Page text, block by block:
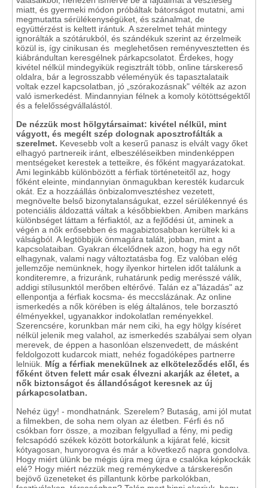
miatt, és gyermeki módon próbáltak bátorságot mutatni, ami
megmutatta sérülékenységüket, és szánalmat, de
együttérzést is keltett irántuk. A szerelmet tehát mintegy
ignorálták a szótárukból, és szándékuk szerint az érzelmeik
közül is, így cinikusan és meglehetősen reményvesztetten és
kiábrándultan keresgélnek párkapcsolatot. Érdekes, hogy
kivétel nélkül mindegyikük regisztrált több, online társkereső
oldalra, bár a legrosszabb véleményük és tapasztalataik
voltak ezzel kapcsolatban, jó „szórakozásnak" vélték az azon
való ismerkedést. Mindannyian félnek a komoly kötöttségektől
és a felelősségvállalástól.
De nézzük most hölgytársaimat: kivétel nélkül, mint
vágyott, és megélt szép dolognak aposztrofálták a
szerelmet. Kevesebb volt a keserű panasz is elvált vagy őket
elhagyó partnereik iránt, elbeszéléseikben mindenképpen
mentségeket kerestek a tetteikre, és főként magyarázatokat.
Ami leginkább különbözött a férfiak történeteitől az, hogy
főként eleinte, mindannyian önmagukban keresték kudarcuk
okát. Ez a hozzáállás önbizalomvesztéshez vezetett,
megnövelte belső bizonytalanságukat, ezzel sérülékennyé és
potenciális áldozattá váltak a későbbiekben. Amiben markáns
különbséget láttam a férfiaktól, az a fejlődési út, aminek a
végén a nők erősebben és magabiztosabban kerültek ki a
válságból. A legtöbbjük önmagára talált, jobban, mint a
kapcsolataiban. Gyakran élcelődnek azon, hogy ha egy nőt
elhagynak, valami nagy változtatásba fog. Ez valóban elég
jellemzője nemünknek, hogy ilyenkor hirtelen időt találunk a
konditeremre, a frizuránk, ruhatárunk pedig merésszé válik,
addigi stílusunktól merőben eltérővé. Talán ez a"lázadás" az
ellenpontja a férfiak kocsma- és meccslázának. Az online
ismerkedés a nők körében is elég általános, tele borzasztó
élményekkel, ugyanakkor indokolatlan reményekkel.
Szerencsére, korunkban már nem ciki, ha egy hölgy kíséret
nélkül jelenik meg valahol, az ismerkedés szabályai sem olyan
merevek, de éppen a hasonlóan elszenvedett, de másként
feldolgozott kudarcok miatt, nehéz fogadóképes partnerre
lelniük. Míg a férfiak menekülnek az elköteleződés elől, és
főként ötven felett már csak élvezni akarják az életet, a
nők biztonságot és állandóságot keresnek az új
párkapcsolatban.
Nehéz ügy! - mondhatnánk. Szerelem? Butaság, ami jól mutat
a filmekben, de soha nem olyan az életben. Férfi és nő
csókban forr össze, a moziban felgyullad a fény, mi pedig
felcsapódó székek között botorkálunk a kijárat felé, kicsit
kótyagosan, hunyorogva és már a következő napra gondolva.
Hogy miért ülünk be mégis újra meg újra e csalóka képkockák
elé? Hogy miért nézzük meg reménykedve a társkeresőn
bejövő üzeneteket és pillantunk körbe parkolókban,